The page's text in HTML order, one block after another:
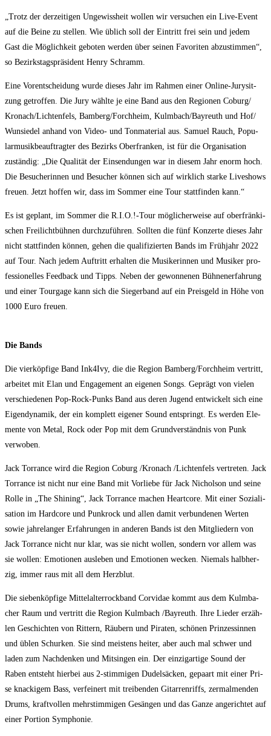
„Trotz der der­zei­ti­gen Unge­wiss­heit wol­len wir ver­su­chen ein Live-Event
auf die Bei­ne zu stel­len. Wie üblich soll der Ein­tritt frei sein und jedem
Gast die Mög­lich­keit gebo­ten wer­den über sei­nen Favo­ri­ten abzu­stim­men“,
so Bezirks­tags­prä­si­dent Hen­ry Schramm.
Eine Vor­ent­schei­dung wur­de die­ses Jahr im Rah­men einer Online-Jury­sit­
zung getrof­fen. Die Jury wähl­te je eine Band aus den Regio­nen Coburg/​
Kronach/​Lichtenfels, Bamberg/​Forchheim, Kulmbach/​Bayreuth und Hof/​
Wunsiedel anhand von Video- und Ton­ma­te­ri­al aus. Samu­el Rauch, Popu­
lar­mu­sik­be­auf­trag­ter des Bezirks Ober­fran­ken, ist für die Orga­ni­sa­ti­on
zustän­dig: „Die Qua­li­tät der Ein­sen­dun­gen war in die­sem Jahr enorm hoch.
Die Besu­che­rin­nen und Besu­cher kön­nen sich auf wirk­lich star­ke Live­shows
freu­en. Jetzt hof­fen wir, dass im Som­mer eine Tour statt­fin­den kann.“
Es ist geplant, im Som­mer die R.I.O.!-Tour mög­li­cher­wei­se auf ober­frän­ki­
schen Frei­licht­büh­nen durch­zu­füh­ren. Soll­ten die fünf Kon­zer­te die­ses Jahr
nicht statt­fin­den kön­nen, gehen die qua­li­fi­zier­ten Bands im Früh­jahr 2022
auf Tour. Nach jedem Auf­tritt erhal­ten die Musi­ke­rin­nen und Musi­ker pro­
fes­sio­nel­les Feed­back und Tipps. Neben der gewon­ne­nen Büh­nen­er­fah­rung
und einer Tour­ga­ge kann sich die Sie­ger­band auf ein Preis­geld in Höhe von
1000 Euro freuen.
Die Bands
Die vier­köp­fi­ge Band Ink4Ivy, die die Regi­on Bamberg/​Forchheim ver­tritt,
arbei­tet mit Elan und Enga­ge­ment an eige­nen Songs. Geprägt von vie­len
ver­schie­de­nen Pop-Rock-Punks Band aus deren Jugend ent­wi­ckelt sich eine
Eigen­dy­na­mik, der ein kom­plett eige­ner Sound ent­springt. Es wer­den Ele­
men­te von Metal, Rock oder Pop mit dem Grund­ver­ständ­nis von Punk
verwoben.
Jack Tor­rance wird die Regi­on Coburg /​Kro­nach /​Lich­ten­fels ver­tre­ten. Jack
Tor­rance ist nicht nur eine Band mit Vor­lie­be für Jack Nichol­son und sei­ne
Rol­le in „The Shi­ning“, Jack Tor­rance machen Heart­co­re. Mit einer Sozia­li­
sa­ti­on im Hard­core und Punk­rock und allen damit ver­bun­de­nen Wer­ten
sowie jah­re­lan­ger Erfah­run­gen in ande­ren Bands ist den Mit­glie­dern von
Jack Tor­rance nicht nur klar, was sie nicht wol­len, son­dern vor allem was
sie wol­len: Emo­tio­nen aus­le­ben und Emo­tio­nen wecken. Nie­mals halb­her­
zig, immer raus mit all dem Herzblut.
Die sie­ben­köp­fi­ge Mit­tel­al­ter­rock­band Cor­vi­dae kommt aus dem Kulm­ba­
cher Raum und ver­tritt die Regi­on Kulm­bach /​Bay­reuth. Ihre Lie­der erzäh­
len Geschich­ten von Rit­tern, Räu­bern und Pira­ten, schö­nen Prin­zes­sin­nen
und üblen Schur­ken. Sie sind meis­tens hei­ter, aber auch mal schwer und
laden zum Nach­den­ken und Mit­sin­gen ein. Der ein­zig­ar­ti­ge Sound der
Raben ent­steht hier­bei aus 2‑stimmigen Dudel­sä­cken, gepaart mit einer Pri­
se kna­cki­gem Bass, ver­fei­nert mit trei­ben­den Gitar­ren­riffs, zer­mal­men­den
Drums, kraft­vol­len mehr­stim­mi­gen Gesän­gen und das Gan­ze ange­rich­tet auf
einer Por­ti­on Symphonie.